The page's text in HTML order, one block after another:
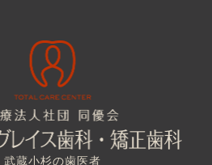
武蔵小杉の歯医者